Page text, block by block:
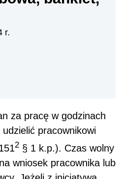
r.
za pracę w godzinach
pracownikowi
2 § 1 k.p.). Czas wolny
wniosek pracownika lub